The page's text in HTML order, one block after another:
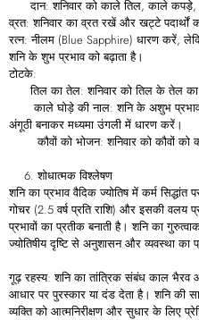
दान: शनिवार को काले तिल, काले कपड़े,
व्रत: शनिवार का व्रत रखें और खट्टे पदार्थों
रत्न: नीलम (Blue Sapphire) धारण करें,
शनि के शुभ प्रभाव को बढ़ाता है।
टोटके:
तिल का तेल: शनिवार को तिल के तेल
काले घोड़े की नाल: शनि के अशुभ
अंगूठी बनाकर मध्यमा उंगली में धारण करें।
कौवों को भोजन: शनिवार को कौवों को
शोधात्मक विश्लेषण
शनि का प्रभाव वैदिक ज्योतिष में कर्म
गोचर (2.5 वर्ष प्रति राशि) और इसकी वलय
प्रभावों का प्रतीक बनाती है। शनि का
ज्योतिषीय दृष्टि से अनुशासन और व्यवस्था का
गूढ़ रहस्य: शनि का तांत्रिक संबंध काल भैरव
आधार पर पुरस्कार या दंड देता है। शनि की
व्यक्ति को आत्मनिरीक्षण और सुधार के लिए